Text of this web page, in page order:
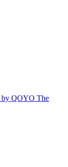
by QOYO The